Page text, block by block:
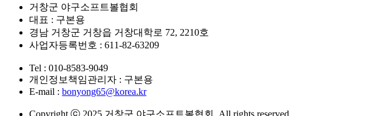
거창군 야구소프트볼협회
대표 : 구본용
경남 거창군 거창읍 거창대학로 72, 2210호
사업자등록번호 : 611-82-63209
Tel : 010-8583-9049
개인정보책임관리자 : 구본용
E-mail : bonyong65@korea.kr